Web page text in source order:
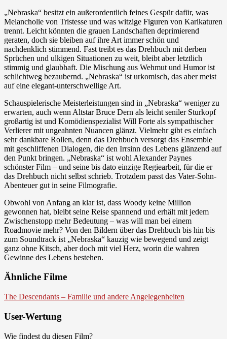
„Nebraska“ besitzt ein außerordentlich feines Gespür dafür, was
Melancholie von Tristesse und was witzige Figuren von Karikaturen
trennt. Leicht könnten die grauen Landschaften deprimierend
geraten, doch sie bleiben auf ihre Art immer schön und
nachdenklich stimmend. Fast treibt es das Drehbuch mit derben
Sprüchen und ulkigen Situationen zu weit, bleibt aber letztlich
stimmig und glaubhaft. Die Mischung aus Wehmut und Humor ist
schlichtweg bezaubernd. „Nebraska“ ist urkomisch, das aber meist
auf eine elegant-unterschwellige Art.
Schauspielerische Meisterleistungen sind in „Nebraska“ weniger zu
erwarten, auch wenn Altstar Bruce Dern als leicht seniler Sturkopf
großartig ist und Komödienspezialist Will Forte als sympathischer
Verlierer mit ungeahnten Nuancen glänzt. Vielmehr gibt es einfach
sehr dankbare Rollen, denn das Drehbuch versorgt das Ensemble
mit geschliffenen Dialogen, die den Irrsinn des Lebens glänzend auf
den Punkt bringen. „Nebraska“ ist wohl Alexander Paynes
schönster Film – und seine bis dato einzige Regiearbeit, für die er
das Drehbuch nicht selbst schrieb. Trotzdem passt das Vater-Sohn-
Abenteuer gut in seine Filmografie.
Obwohl von Anfang an klar ist, dass Woody keine Million
gewonnen hat, bleibt seine Reise spannend und erhält mit jedem
Zwischenstopp mehr Bedeutung – was will man bei einem
Roadmovie mehr? Von den Bildern über das Drehbuch bis hin bis
zum Soundtrack ist „Nebraska“ kauzig wie bewegend und zeigt
ganz ohne Kitsch, aber doch mit viel Herz, worin die wahren
Gewinne des Lebens bestehen.
Ähnliche Filme
The Descendants – Familie und andere Angelegenheiten
User-Wertung
Wie findest du diesen Film?